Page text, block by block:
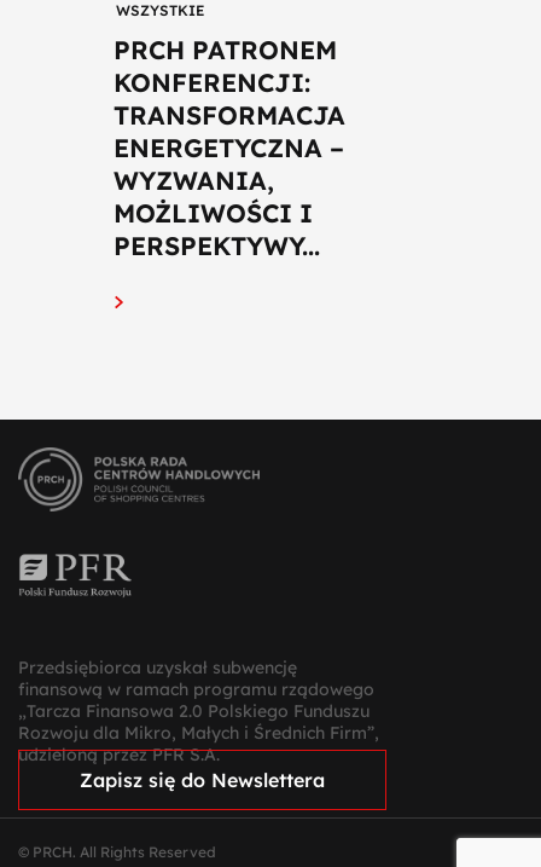
WSZYSTKIE
PRCH PATRONEM
KONFERENCJI:
TRANSFORMACJA
ENERGETYCZNA –
WYZWANIA,
MOŻLIWOŚCI I
PERSPEKTYWY...
Przedsiębiorca uzyskał subwencję
finansową w ramach programu rządowego
„Tarcza Finansowa 2.0 Polskiego Funduszu
Rozwoju dla Mikro, Małych i Średnich Firm”,
udzieloną przez PFR S.A.
Zapisz się do Newslettera
© PRCH. All Rights Reserved